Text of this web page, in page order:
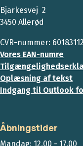
Bjarkesvej 2
3450 Allerød
CVR-nummer: 60183112
Vores EAN-numre
Oplæsning af tekst
Indgang til Outlook
Åbningstider
Mandag: 12.00 - 17.00